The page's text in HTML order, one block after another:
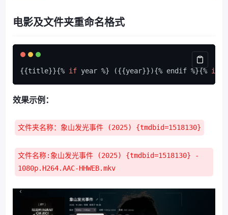
电影及文件夹重命名格式
{{title}}{% if year %} ({{year}}){% endif %}{% if
效果示例：
文件夹名称：象山发光事件 (2025) {tmdbid=1518130}
文件名称:象山发光事件 (2025) {tmdbid=1518130} -
1080p.H264.AAC-HHWEB.mkv